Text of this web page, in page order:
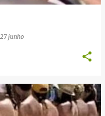
27 junho